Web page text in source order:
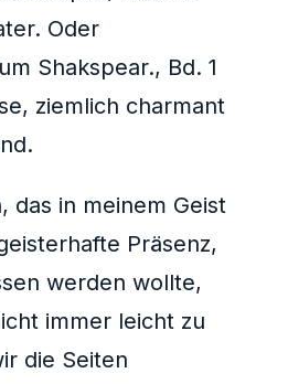
Oder
Shakspear., Bd. 1
ziemlich charmant
das in meinem Geist
Präsenz,
werden wollte,
immer leicht zu
die Seiten